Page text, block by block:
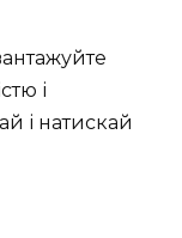
і
і натискай